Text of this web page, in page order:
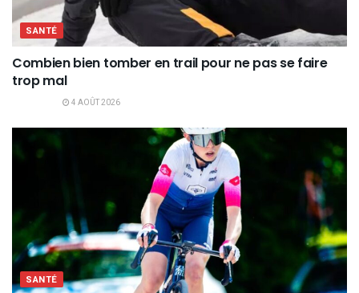
SANTÉ
Combien bien tomber en trail pour ne pas se faire
trop mal
4 AOÛT 2026
SANTÉ